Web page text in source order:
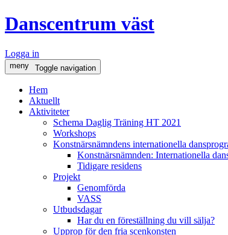
Danscentrum väst
Logga in
meny Toggle navigation
Hem
Aktuellt
Aktiviteter
Schema Daglig Träning HT 2021
Workshops
Konstnärsnämndens internationella
Konstnärsnämnden: Internationella
Tidigare residens
Projekt
Genomförda
VASS
Utbudsdagar
Har du en föreställning du vill sälja?
Upprop för den fria scenkonsten